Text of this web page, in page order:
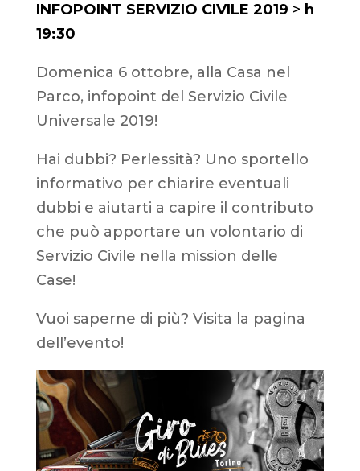
INFOPOINT SERVIZIO CIVILE 2019 > h
19:30
Domenica 6 ottobre, alla Casa nel
Parco, infopoint del Servizio Civile
Universale 2019!
Hai dubbi? Perlessità? Uno sportello
informativo per chiarire eventuali
dubbi e aiutarti a capire il contributo
che può apportare un volontario di
Servizio Civile nella mission delle
Case!
Vuoi saperne di più? Visita la pagina
dell’evento!